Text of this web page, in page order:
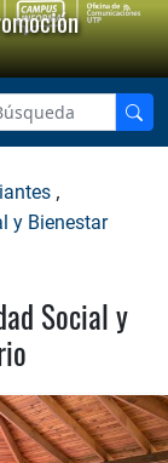
,
y Bienestar
Social y